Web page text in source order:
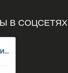
В СОЦСЕТЯХ